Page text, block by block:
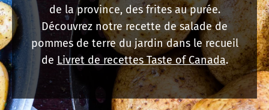
de la province, des frites au purée.
Découvrez notre recette de salade de
pommes de terre du jardin dans le recueil
de Livret de recettes Taste of Canada.